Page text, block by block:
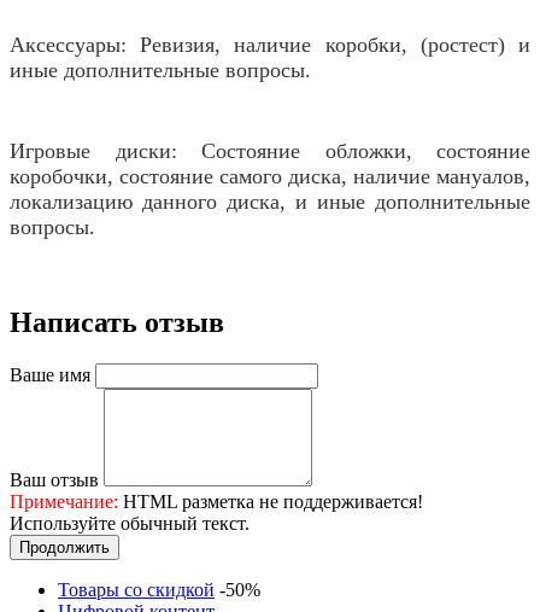
Аксессуары: Ревизия, наличие коробки, (ростест) и
иные дополнительные вопросы.
Игровые диски: Состояние обложки, состояние
коробочки, состояние самого диска, наличие мануалов,
локализацию данного диска, и иные дополнительные
вопросы.
Написать отзыв
Ваше имя
Ваш отзыв
Примечание: HTML разметка не поддерживается!
Используйте обычный текст.
Продолжить
Товары со скидкой -50%